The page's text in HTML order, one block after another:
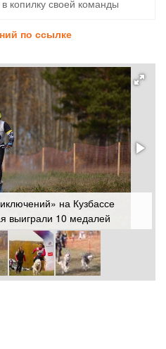
копилку своей команды
по ссылке
на Кузбассе
выиграли 10 медалей